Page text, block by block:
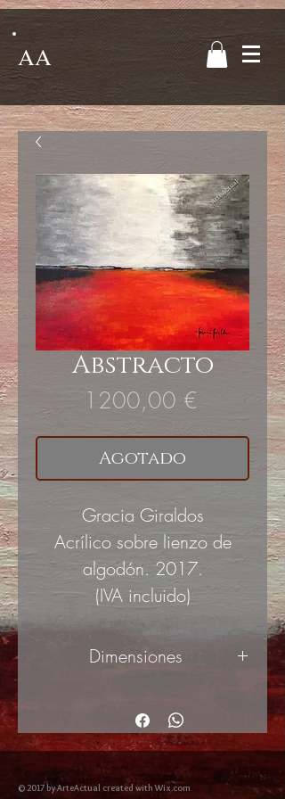
AA
Abstracto
1200,00 €
Agotado
Gracia Giraldos
Acrílico sobre lienzo de
algodón. 2017.
(IVA incluido)
Dimensiones
© 2017 by ArteActual created with Wix.com